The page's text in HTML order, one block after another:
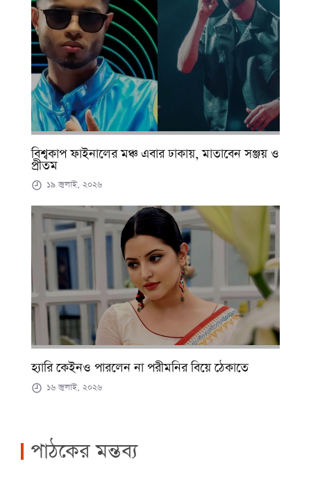
বিশ্বকাপ ফাইনালের মঞ্চ এবার ঢাকায়, মাতাবেন সঞ্জয় ও
প্রীতম
১৯ জুলাই, ২০২৬
হ্যারি কেইনও পারলেন না পরীমনির বিয়ে ঠেকাতে
১৬ জুলাই, ২০২৬
পাঠকের মন্তব্য